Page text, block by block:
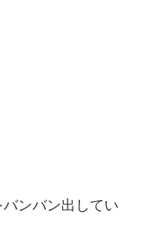
ンバン出してい